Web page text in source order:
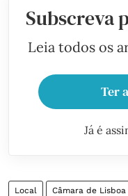
Subscreva
Leia todos os
Ter
Já é
Local Câmara de Lisboa